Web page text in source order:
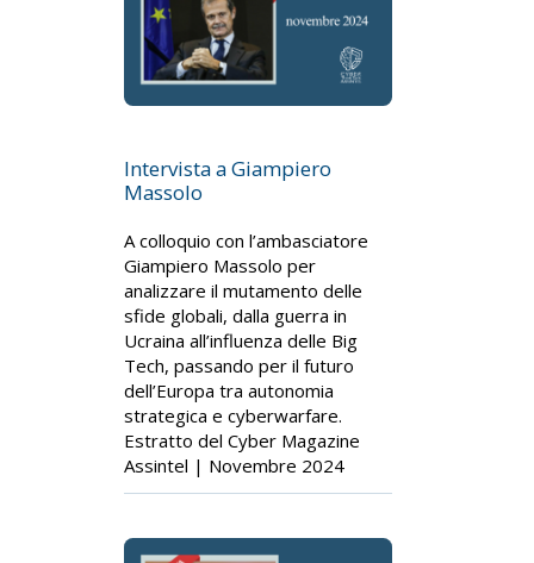
Intervista a Giampiero
Massolo
A colloquio con l’ambasciatore
Giampiero Massolo per
analizzare il mutamento delle
sfide globali, dalla guerra in
Ucraina all’influenza delle Big
Tech, passando per il futuro
dell’Europa tra autonomia
strategica e cyberwarfare.
Estratto del Cyber Magazine
Assintel | Novembre 2024